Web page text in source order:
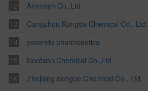
Aromsyn Co.,Ltd.
Cangzhou Kangda Chemical Co., Ltd.
yosendo pharmceutica
Nordson Chemical Co.,Ltd
Zhejiang dongue Chemical Co., Ltd.